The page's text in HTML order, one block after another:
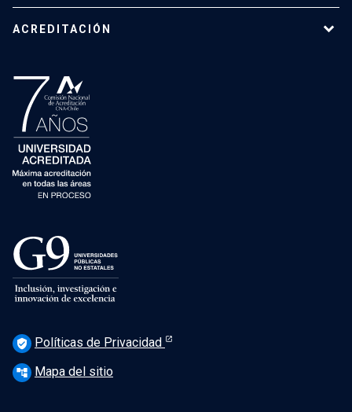
ACREDITACIÓN
verified_user Políticas de Privacidad
account_tree Mapa del sitio